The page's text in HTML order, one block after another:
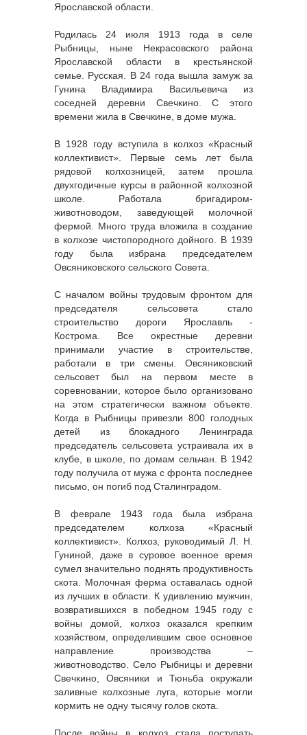
Ярославской области.
Родилась 24 июля 1913 года в селе
Рыбницы, ныне Некрасовского района
Ярославской области в крестьянской
семье. Русская. В 24 года вышла замуж за
Гунина Владимира Васильевича из
соседней деревни Свечкино. С этого
времени жила в Свечкине, в доме мужа.
В 1928 году вступила в колхоз «Красный
коллективист». Первые семь лет была
рядовой колхозницей, затем прошла
двухгодичные курсы в районной колхозной
школе. Работала бригадиром-
животноводом, заведующей молочной
фермой. Много труда вложила в создание
в колхозе чистопородного дойного. В 1939
году была избрана председателем
Овсяниковского сельского Совета.
С началом войны трудовым фронтом для
председателя сельсовета стало
строительство дороги Ярославль -
Кострома. Все окрестные деревни
принимали участие в строительстве,
работали в три смены. Овсяниковский
сельсовет был на первом месте в
соревновании, которое было организовано
на этом стратегически важном объекте.
Когда в Рыбницы привезли 800 голодных
детей из блокадного Ленинграда
председатель сельсовета устраивала их в
клубе, в школе, по домам сельчан. В 1942
году получила от мужа с фронта последнее
письмо, он погиб под Сталинградом.
В феврале 1943 года была избрана
председателем колхоза «Красный
коллективист». Колхоз, руководимый Л. Н.
Гуниной, даже в суровое военное время
сумел значительно поднять продуктивность
скота. Молочная ферма оставалась одной
из лучших в области. К удивлению мужчин,
возвратившихся в победном 1945 году с
войны домой, колхоз оказался крепким
хозяйством, определившим свое основное
направление производства –
животноводство. Село Рыбницы и деревни
Свечкино, Овсяники и Тюньба окружали
заливные колхозные луга, которые могли
кормить не одну тысячу голов скота.